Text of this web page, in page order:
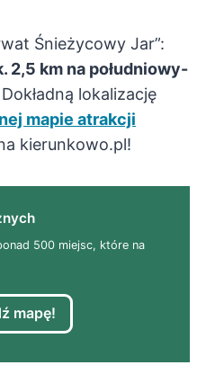
Śnieżycowy Jar”:
2,5 km na południowy-
Dokładną lokalizację
mapie atrakcji
kierunkowo.pl!
500 miejsc, które na
mapę!